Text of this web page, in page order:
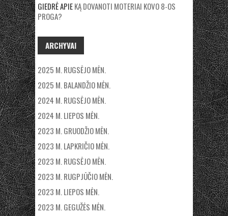
GIEDRĖAPIEKĄ DOVANOTI MOTERIAI KOVO 8-OS
PROGA?
ARCHYVAI
2025 M. RUGSĖJO MĖN.
2025 M. BALANDŽIO MĖN.
2024 M. RUGSĖJO MĖN.
2024 M. LIEPOS MĖN.
2023 M. GRUODŽIO MĖN.
2023 M. LAPKRIČIO MĖN.
2023 M. RUGSĖJO MĖN.
2023 M. RUGPJŪČIO MĖN.
2023 M. LIEPOS MĖN.
2023 M. GEGUŽĖS MĖN.